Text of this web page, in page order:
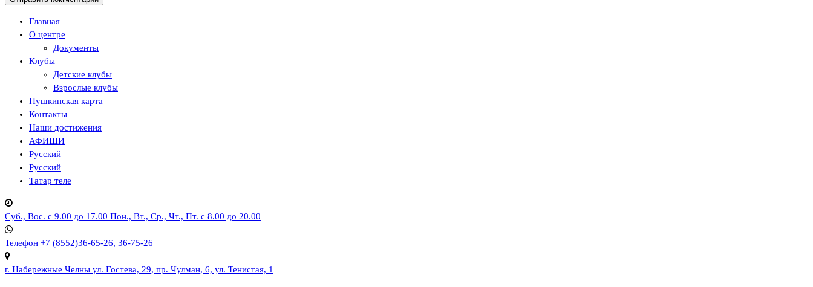
Главная
О центре
Документы
Клубы
Детские клубы
Взрослые клубы
Пушкинская карта
Контакты
Наши достижения
АФИШИ
Русский
Русский
Татар теле
Суб., Вос. с 9.00 до 17.00 Пон., Вт., Ср., Чт., Пт. с 8.00 до 20.00
Телефон +7 (8552)36-65-26, 36-75-26
г. Набережные Челны ул. Гостева, 29, пр. Чулман, 6, ул. Тенистая, 1